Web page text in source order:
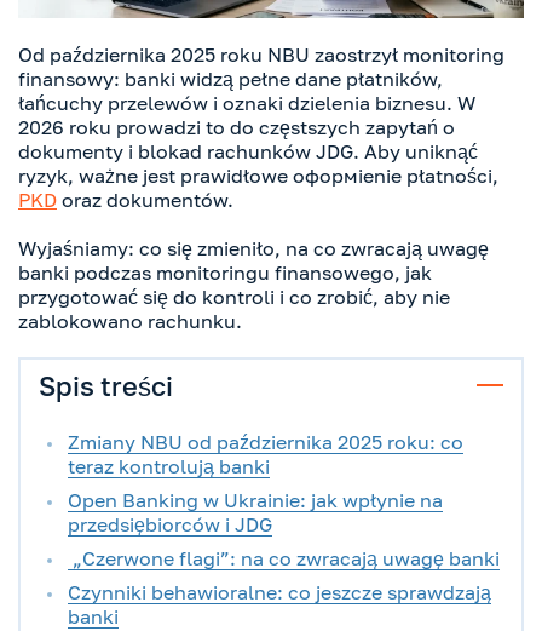
Od października 2025 roku NBU zaostrzył monitoring
finansowy: banki widzą pełne dane płatników,
łańcuchy przelewów i oznaki dzielenia biznesu. W
2026 roku prowadzi to do częstszych zapytań o
dokumenty i blokad rachunków JDG. Aby uniknąć
ryzyk, ważne jest prawidłowe оформienie płatności,
PKD oraz dokumentów.
Wyjaśniamy: co się zmieniło, na co zwracają uwagę
banki podczas monitoringu finansowego, jak
przygotować się do kontroli i co zrobić, aby nie
zablokowano rachunku.
Spis treści
Zmiany NBU od października 2025 roku: co
teraz kontrolują banki
Open Banking w Ukrainie: jak wpłynie na
przedsiębiorców i JDG
„Czerwone flagi”: na co zwracają uwagę banki
Czynniki behawioralne: co jeszcze sprawdzają
banki